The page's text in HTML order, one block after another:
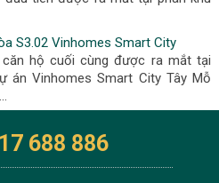
S3.02 Vinhomes Smart City
hộ cuối cùng được ra mắt tại
án Vinhomes Smart City Tây Mỗ
688 886